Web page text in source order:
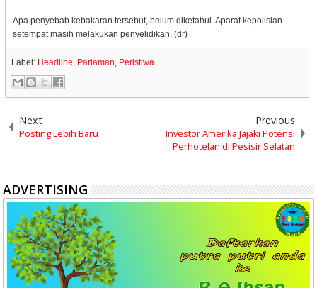
Apa penyebab kebakaran tersebut, belum diketahui. Aparat kepolisian
setempat masih melakukan penyelidikan. (dr)
Label: Headline, Pariaman, Peristiwa
Next
Posting Lebih Baru
Previous
Investor Amerika Jajaki Potensi
Perhotelan di Pesisir Selatan
ADVERTISING